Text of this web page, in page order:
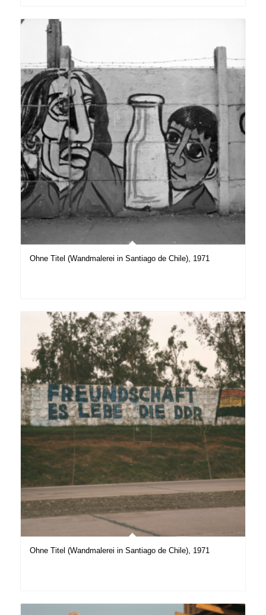
Ohne Titel (Wandmalerei in Santiago de Chile), 1971
Ohne Titel (Wandmalerei in Santiago de Chile), 1971